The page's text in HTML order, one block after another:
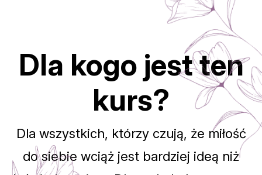
Dla kogo jest ten
kurs?
Dla wszystkich, którzy czują, że miłość
do siebie wciąż jest bardziej ideą niż